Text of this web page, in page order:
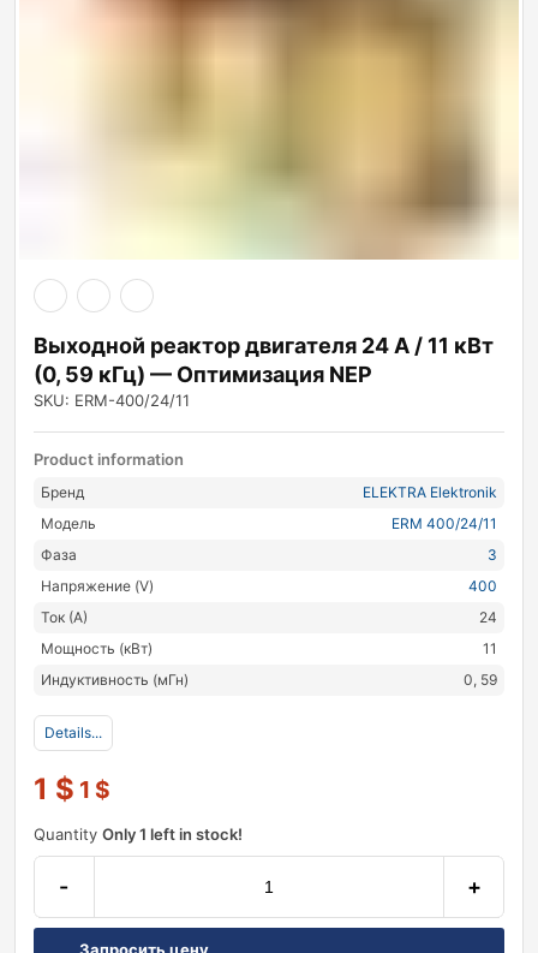
Выходной реактор двигателя 24 А / 11 кВт
(0, 59 кГц) — Оптимизация NEP
SKU: ERM-400/24/11
Product information
Бренд
ELEKTRA Elektronik
Модель
ERM 400/24/11
Фаза
3
Напряжение (V)
400
Ток (А)
24
Мощность (кВт)
11
Индуктивность (мГн)
0, 59
Details...
1 $ 1 $
Quantity Only 1 left in stock!
- +
Запросить цену